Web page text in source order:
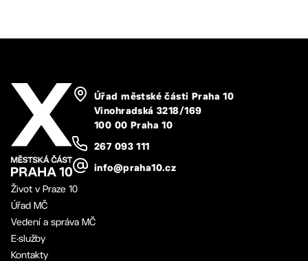
Úřad městské části Praha 10
Vinohradská 3218/169
100 00 Praha 10
267 093 111
info@praha10.cz
Život v Praze 10
Úřad MČ
Vedení a správa MČ
E-služby
Kontakty